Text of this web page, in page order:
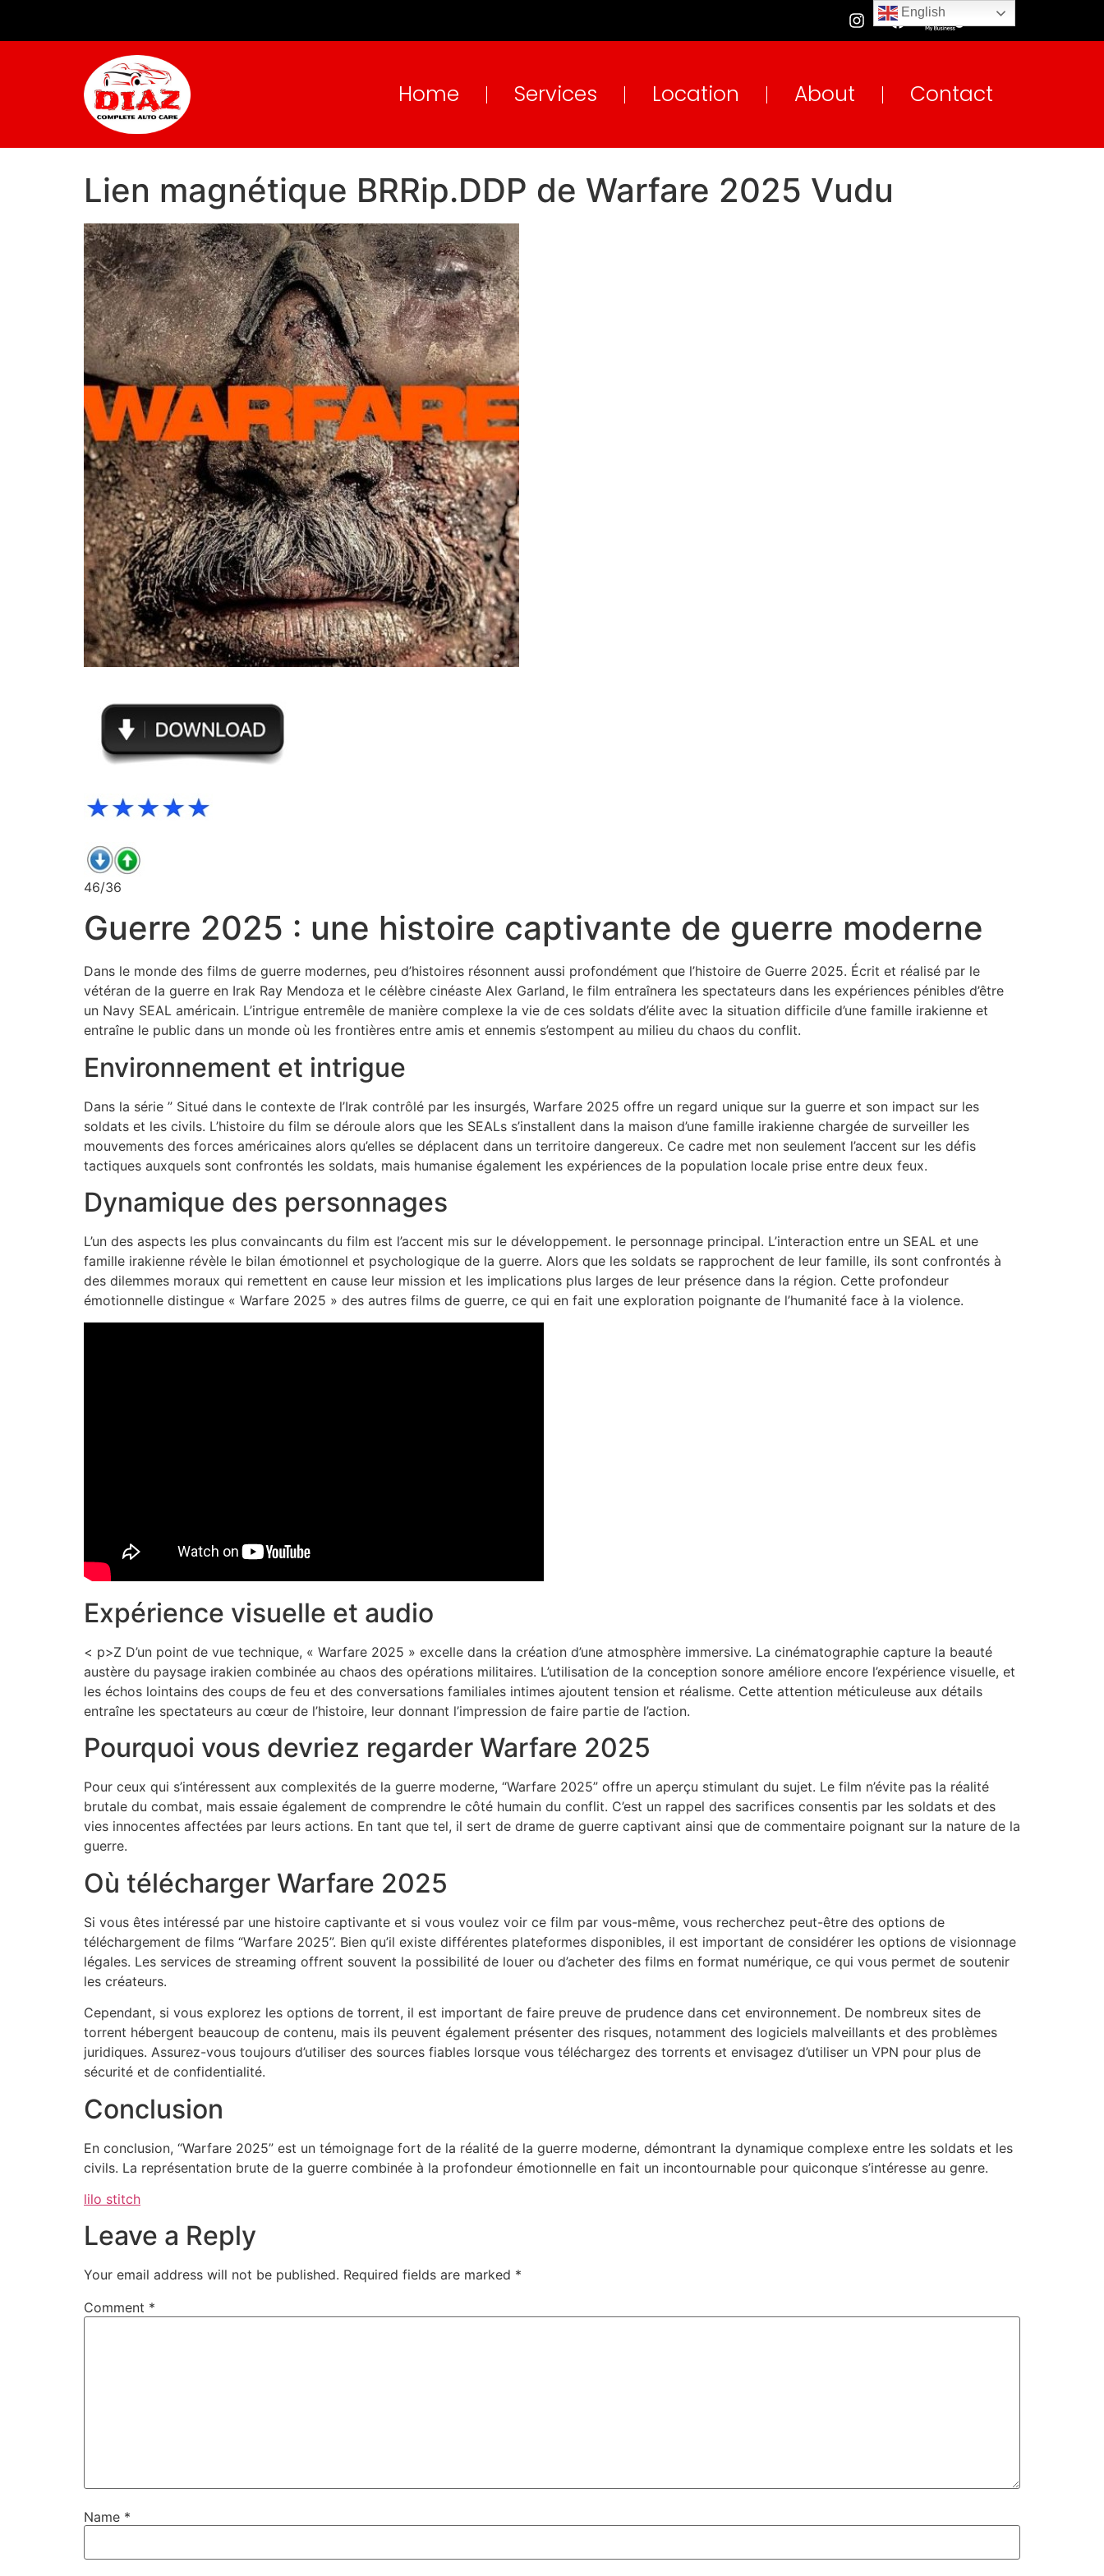
Home Services Location About Contact
Lien magnétique BRRip.DDP de Warfare 2025 Vudu
46/36
Guerre 2025 : une histoire captivante de guerre moderne
Dans le monde des films de guerre modernes, peu d’histoires résonnent aussi profondément que l’histoire de Guerre 2025. Écrit et réalisé par le
vétéran de la guerre en Irak Ray Mendoza et le célèbre cinéaste Alex Garland, le film entraînera les spectateurs dans les expériences pénibles d’être
un Navy SEAL américain. L’intrigue entremêle de manière complexe la vie de ces soldats d’élite avec la situation difficile d’une famille irakienne et
entraîne le public dans un monde où les frontières entre amis et ennemis s’estompent au milieu du chaos du conflit.
Environnement et intrigue
Dans la série ” Situé dans le contexte de l’Irak contrôlé par les insurgés, Warfare 2025 offre un regard unique sur la guerre et son impact sur les
soldats et les civils. L’histoire du film se déroule alors que les SEALs s’installent dans la maison d’une famille irakienne chargée de surveiller les
mouvements des forces américaines alors qu’elles se déplacent dans un territoire dangereux. Ce cadre met non seulement l’accent sur les défis
tactiques auxquels sont confrontés les soldats, mais humanise également les expériences de la population locale prise entre deux feux.
Dynamique des personnages
L’un des aspects les plus convaincants du film est l’accent mis sur le développement. le personnage principal. L’interaction entre un SEAL et une
famille irakienne révèle le bilan émotionnel et psychologique de la guerre. Alors que les soldats se rapprochent de leur famille, ils sont confrontés à
des dilemmes moraux qui remettent en cause leur mission et les implications plus larges de leur présence dans la région. Cette profondeur
émotionnelle distingue « Warfare 2025 » des autres films de guerre, ce qui en fait une exploration poignante de l’humanité face à la violence.
Expérience visuelle et audio
< p>Z D’un point de vue technique, « Warfare 2025 » excelle dans la création d’une atmosphère immersive. La cinématographie capture la beauté
austère du paysage irakien combinée au chaos des opérations militaires. L’utilisation de la conception sonore améliore encore l’expérience visuelle, et
les échos lointains des coups de feu et des conversations familiales intimes ajoutent tension et réalisme. Cette attention méticuleuse aux détails
entraîne les spectateurs au cœur de l’histoire, leur donnant l’impression de faire partie de l’action.
Pourquoi vous devriez regarder Warfare 2025
Pour ceux qui s’intéressent aux complexités de la guerre moderne, “Warfare 2025” offre un aperçu stimulant du sujet. Le film n’évite pas la réalité
brutale du combat, mais essaie également de comprendre le côté humain du conflit. C’est un rappel des sacrifices consentis par les soldats et des
vies innocentes affectées par leurs actions. En tant que tel, il sert de drame de guerre captivant ainsi que de commentaire poignant sur la nature de la
guerre.
Où télécharger Warfare 2025
Si vous êtes intéressé par une histoire captivante et si vous voulez voir ce film par vous-même, vous recherchez peut-être des options de
téléchargement de films “Warfare 2025”. Bien qu’il existe différentes plateformes disponibles, il est important de considérer les options de visionnage
légales. Les services de streaming offrent souvent la possibilité de louer ou d’acheter des films en format numérique, ce qui vous permet de soutenir
les créateurs.
Cependant, si vous explorez les options de torrent, il est important de faire preuve de prudence dans cet environnement. De nombreux sites de
torrent hébergent beaucoup de contenu, mais ils peuvent également présenter des risques, notamment des logiciels malveillants et des problèmes
juridiques. Assurez-vous toujours d’utiliser des sources fiables lorsque vous téléchargez des torrents et envisagez d’utiliser un VPN pour plus de
sécurité et de confidentialité.
Conclusion
En conclusion, “Warfare 2025” est un témoignage fort de la réalité de la guerre moderne, démontrant la dynamique complexe entre les soldats et les
civils. La représentation brute de la guerre combinée à la profondeur émotionnelle en fait un incontournable pour quiconque s’intéresse au genre.
lilo stitch
Leave a Reply
Your email address will not be published. Required fields are marked *
Comment *
Name *
English